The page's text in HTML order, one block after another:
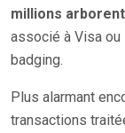
millions
associé à Visa
badging.
Plus alarmant
transactions